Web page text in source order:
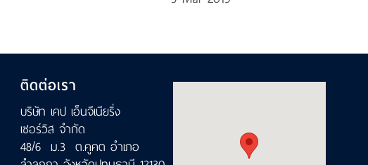
ติดต่อเรา
บริษัท เคป เอ็นจีเนียริ่ง
เซอร์วิส จำกัด
48/6 ม.3 ต.คูคต อำเภอ